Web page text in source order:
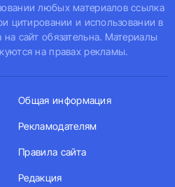
любых материалов ссылка
цитировании и использовании в
сайт обязательна. Материалы
на правах рекламы.
Общая информация
Рекламодателям
Правила сайта
Редакция